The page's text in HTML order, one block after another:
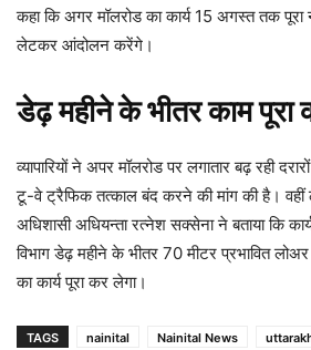
कहा कि अगर मॉलरोड का कार्य 15 अगस्त तक
लेटकर आंदोलन करेंगे।
डेढ़ महीने के भीतर काम पूरा
व्यापारियों ने अपर मॉलरोड पर लगातार बढ़ रही
टू-वे ट्रैफिक तत्काल बंद करने की मांग की है। वहीं
अधिशासी अधियन्ता रत्नेश सक्सेना ने बताया कि
विभाग डेढ़ महीने के भीतर 70 मीटर प्रभावित
का कार्य पूरा कर लेगा।
TAGS nainital Nainital News